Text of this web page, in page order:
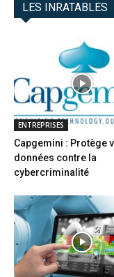
LES INRATABLES
ENTREPRISES
Capgemini : Protège
données contre la
cybercriminalité